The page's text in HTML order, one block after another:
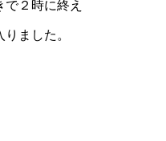
２時に終え
ました。